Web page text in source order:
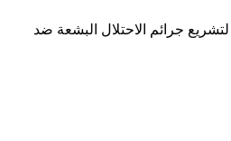
جرائم الاحتلال البشعة ضد